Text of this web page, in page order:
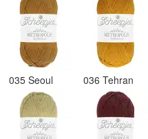
035 Seoul 036 Tehran